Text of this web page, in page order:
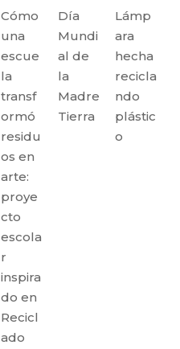
Cómo
una
escue
la
transf
ormó
residu
os en
arte:
proye
cto
escola
r
inspira
do en
Recicl
ado
Día
Mundi
al de
la
Madre
Tierra
Lámp
ara
hecha
recicla
ndo
plástic
o